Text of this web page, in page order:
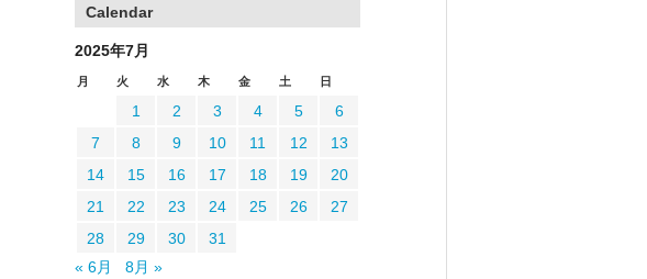
Calendar
2025年7月
月 火 水 木 金 土 日
1 2 3 4 5
6
7
8 9 10 11 12
13
14
15 16 17 18 19
20
21
22 23 24 25 26
27
28
29 30
31
« 6月
8月 »